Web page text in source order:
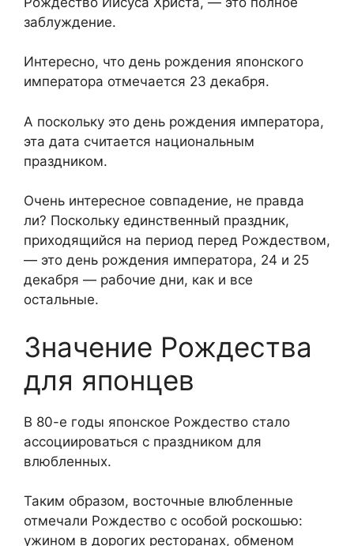
заблуждение.
Интересно, что день рождения японского
императора отмечается 23 декабря.
А поскольку это день рождения императора,
эта дата считается национальным
праздником.
Очень интересное совпадение, не правда
ли? Поскольку единственный праздник,
приходящийся на период перед Рождеством,
— это день рождения императора, 24 и 25
декабря — рабочие дни, как и все
остальные.
Значение Рождества
для японцев
В 80-е годы японское Рождество стало
ассоциироваться с праздником для
влюбленных.
Таким образом, восточные влюбленные
отмечали Рождество с особой роскошью:
ужином в дорогих ресторанах, обменом